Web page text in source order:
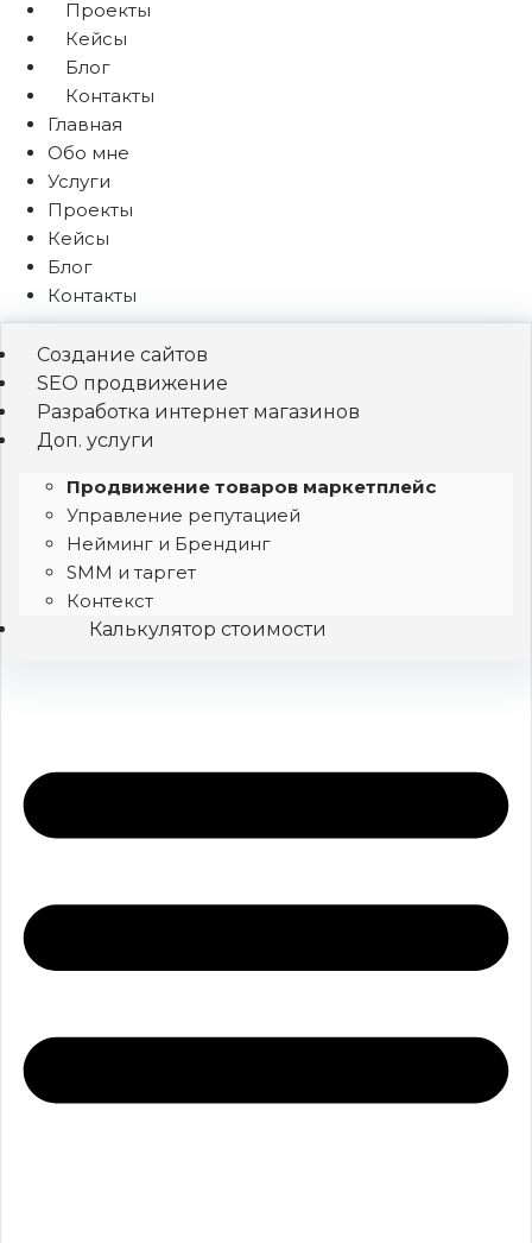
Проекты
Кейсы
Блог
Контакты
Главная
Обо мне
Услуги
Проекты
Кейсы
Блог
Контакты
Создание сайтов
SEO продвижение
Разработка интернет магазинов
Доп. услуги
Продвижение товаров маркетплейс
Управление репутацией
Нейминг и Брендинг
SMM и таргет
Контекст
Калькулятор стоимости